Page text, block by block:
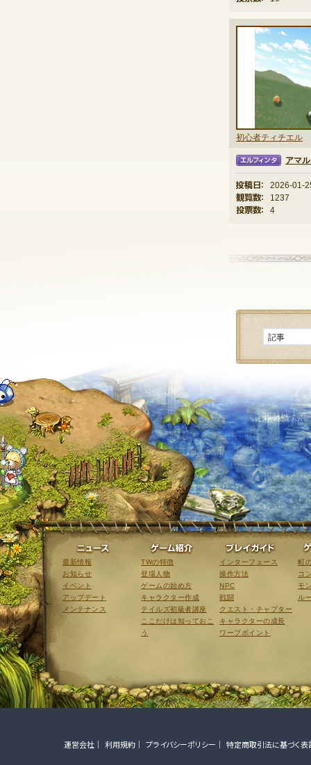
初心者ティチエル
アマ
投稿日：
2026-01-
観覧数：
1237
投票数：
4
ニュース
最新情報
お知らせ
イベント
アップデート
メンテナンス
ゲーム紹介
TWの特徴
登場人物
ゲームの始め方
キャラクター作成
テイルズ初級者講座
ここだけは知っておこ
う
インターフェース
操作方法
NPC
戦闘
クエスト・チャプター
キャラクターの成長
ワープポイント
町
コ
モ
ル
運営会社 利用規約 プライバシーポリシー 特定商取引法に基づく表